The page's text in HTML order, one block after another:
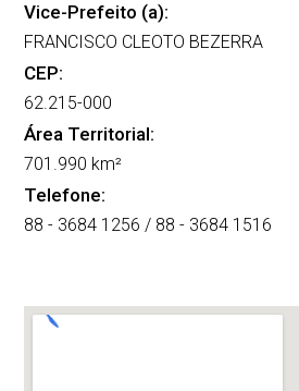
Vice-Prefeito (a):
FRANCISCO CLEOTO BEZERRA
CEP:
62.215-000
Área Territorial:
701.990 km²
Telefone:
88 - 3684 1256 / 88 - 3684 1516